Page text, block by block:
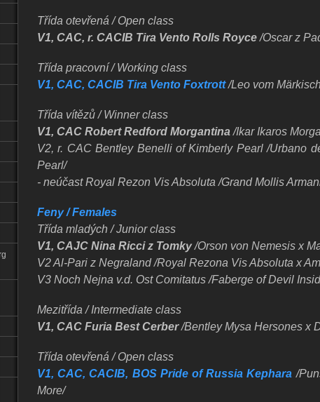
Třída otevřená / Open class
V1, CAC, r. CACIB Tira Vento Rolls Royce/Oscar z
Třída pracovní / Working class
V1, CAC, CACIB Tira Vento Foxtrott/Leo vom
Třída vítězů / Winner class
V1, CAC Robert Redford Morgantina/Ikar Ikaros
V2, r. CAC Bentley Benelli of Kimberly Pearl /Urbano
Pearl/
- neúčast Royal Rezon Vis Absoluta /Grand Mollis
Feny / Females
Třída mladých / Junior class
V1, CAJC Nina Ricci z Tomky/Orson von Nemesis x
V2 Al-Pari z Negraland /Royal Rezona Vis Absoluta x
V3 Noch Nejna v.d. Ost Comitatus /Faberge of Devil
Mezitřída / Intermediate class
V1, CAC Furia Best Cerber/Bentley Mysa Hersones x
Třída otevřená / Open class
V1, CAC, CACIB, BOS Pride of Russia Kephara /
More/